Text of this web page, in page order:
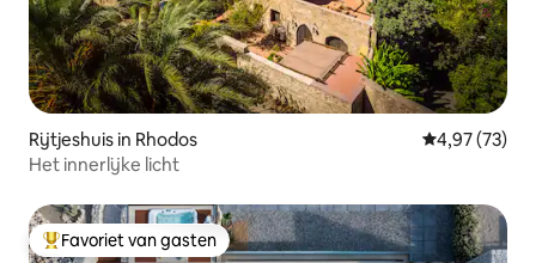
Rijtjeshuis in Rhodos Gemiddelde
4,97 (73)
Het innerlijke licht
Topfavoriet van gasten
Favoriet van gasten